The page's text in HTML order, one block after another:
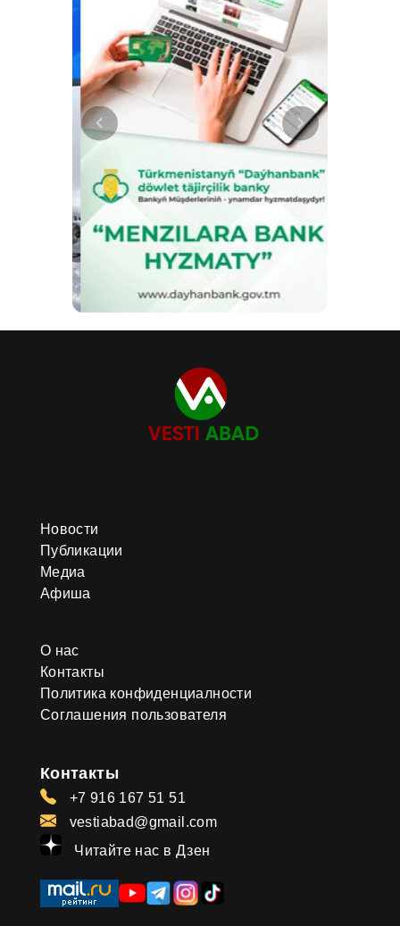
Новости
Публикации
Медиа
Афиша
О нас
Контакты
Политика конфиденциалности
Соглашения пользователя
Контакты
+7 916 167 51 51
vestiabad@gmail.com
Читайте нас в Дзен